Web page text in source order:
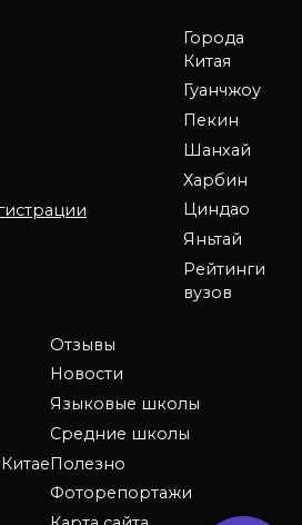
Города
Китая
Гуанчжоу
Пекин
Шанхай
Харбин
Циндао
Яньтай
Рейтинги
вузов
Отзывы
Новости
Языковые школы
Средние школы
Полезно
Фоторепортажи